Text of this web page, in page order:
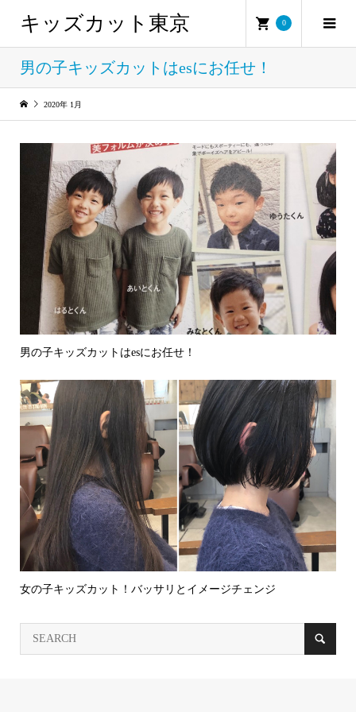
キッズカット東京 0
男の子キッズカットはesにお任せ！
2020年 1月
男の子キッズカットはesにお任せ！
女の子キッズカット！バッサリとイメージチェンジ